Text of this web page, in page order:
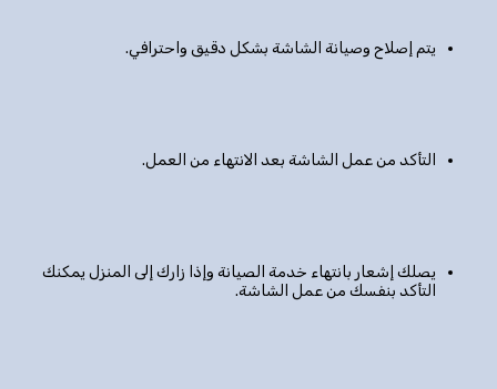
يتم إصلاح وصيانة الشاشة بشكل دقيق واحترافي.
التأكد من عمل الشاشة بعد الانتهاء من العمل.
يصلك إشعار بانتهاء خدمة الصيانة وإذا زارك إلى المنزل يمكنك
التأكد بنفسك من عمل الشاشة.